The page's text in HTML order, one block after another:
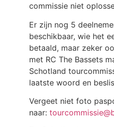
commissie niet
Er zijn nog 5
beschikbaar, wie het
betaald, maar zeker
met RC The Bassets
Schotland
laatste woord en
Vergeet niet foto
naar: